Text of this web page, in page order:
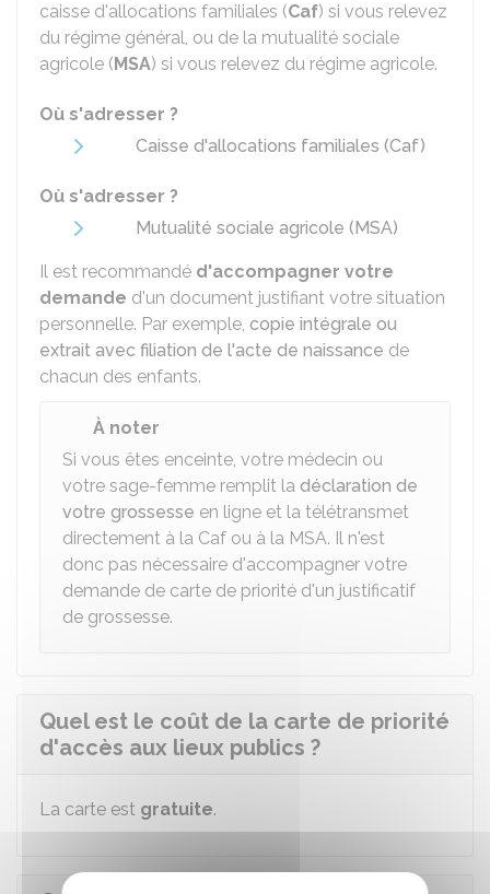
caisse d'allocations familiales (Caf) si vous relevez
du régime général, ou de la mutualité sociale
agricole (MSA) si vous relevez du régime agricole.
Où s'adresser ?
Caisse d'allocations familiales (Caf)
Où s'adresser ?
Mutualité sociale agricole (MSA)
Il est recommandé d'accompagner votre
demande d'un document justifiant votre situation
personnelle. Par exemple, copie intégrale ou
extrait avec filiation de l'acte de naissance de
chacun des enfants.
À noter
Si vous êtes enceinte, votre médecin ou
votre sage-femme remplit la déclaration de
votre grossesse en ligne et la télétransmet
directement à la Caf ou à la MSA. Il n'est
donc pas nécessaire d'accompagner votre
demande de carte de priorité d'un justificatif
de grossesse.
Quel est le coût de la carte de priorité
d'accès aux lieux publics ?
La carte est gratuite.